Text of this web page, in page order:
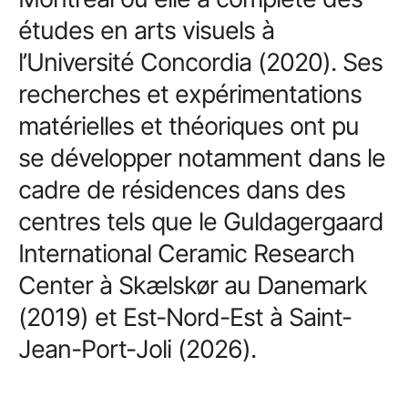
études en arts visuels à
l’Université Concordia (2020). Ses
recherches et expérimentations
matérielles et théoriques ont pu
se développer notamment dans le
cadre de résidences dans des
centres tels que le Guldagergaard
International Ceramic Research
Center à Skælskør au Danemark
(2019) et Est-Nord-Est à Saint-
Jean-Port-Joli (2026).